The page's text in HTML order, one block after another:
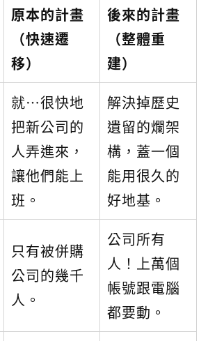
原本的計畫
（快速遷
移）
後來的計畫
（整體重
建）
就…很快地
把新公司的
人弄進來，
讓他們能上
班。
解決掉歷史
遺留的爛架
構，蓋一個
能用很久的
好地基。
只有被併購
公司的幾千
人。
公司所有
人！上萬個
帳號跟電腦
都要動。